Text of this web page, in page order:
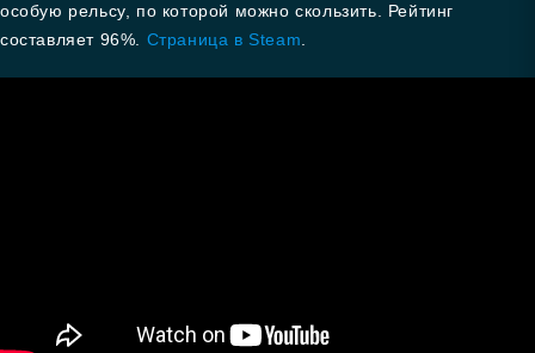
особую рельсу, по которой можно скользить. Рейтинг
составляет 96%. Страница в Steam